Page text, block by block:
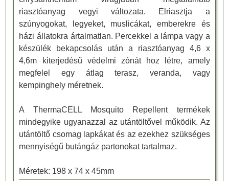
riasztóanyag vegyi változata. Elriasztja a
szúnyogokat, legyeket, muslicákat, emberekre és
házi állatokra ártalmatlan. Percekkel a lámpa vagy a
készülék bekapcsolás után a riasztóanyag 4,6 x
4,6m kiterjedésű védelmi zónát hoz létre, amely
megfelel egy átlag terasz, veranda, vagy
kempinghely méretnek.
A ThermaCELL Mosquito Repellent termékek
mindegyike ugyanazzal az utántöltővel működik. Az
utántöltő csomag lapkákat és az ezekhez szükséges
mennyiségű butángáz partonokat tartalmaz.
Méretek: 198 x 74 x 45mm